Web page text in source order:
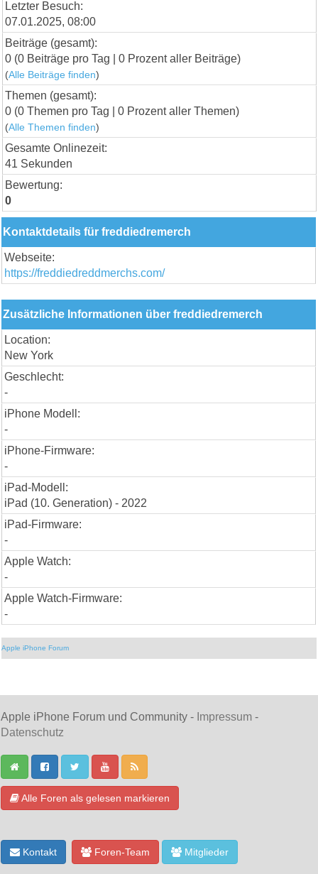
Letzter Besuch:
07.01.2025, 08:00
Beiträge (gesamt):
0 (0 Beiträge pro Tag | 0 Prozent aller Beiträge)
(Alle Beiträge finden)
Themen (gesamt):
0 (0 Themen pro Tag | 0 Prozent aller Themen)
(Alle Themen finden)
Gesamte Onlinezeit:
41 Sekunden
Bewertung:
0
Kontaktdetails für freddiedremerch
Webseite:
https://freddiedreddmerchs.com/
Zusätzliche Informationen über freddiedremerch
Location:
New York
Geschlecht:
-
iPhone Modell:
-
iPhone-Firmware:
-
iPad-Modell:
iPad (10. Generation) - 2022
iPad-Firmware:
-
Apple Watch:
-
Apple Watch-Firmware:
-
Apple iPhone Forum
Apple iPhone Forum und Community - Impressum -
Datenschutz
Alle Foren als gelesen markieren
Kontakt Foren-Team Mitglieder